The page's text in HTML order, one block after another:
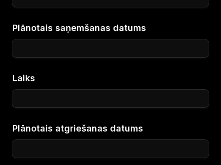
Plānotais saņemšanas datums
Laiks
Plānotais atgriešanas datums